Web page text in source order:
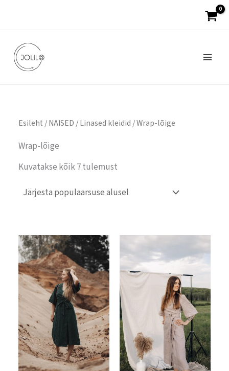
Esileht /NAISED /Linased kleidid / Wrap-lõige
Wrap-lõige
Kuvatakse kõik 7 tulemust